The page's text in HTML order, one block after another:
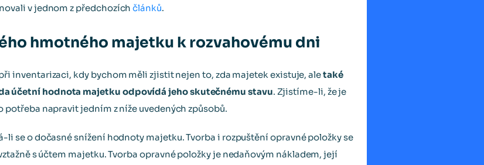
v jednom z předchozíchčlánků.
hmotného majetku k rozvahovému dni
inventarizaci, kdy bychom měli zjistit nejen to, zda majetek existuje, aletaké
účetní hodnota majetku odpovídá jeho skutečnému stavu. Zjistíme-li, že je
napravit jedním z níže uvedených způsobů.
li se o dočasné snížení hodnoty majetku. Tvorba i rozpuštění opravné položky se
s účtem majetku. Tvorba opravné položky je nedaňovým nákladem, její